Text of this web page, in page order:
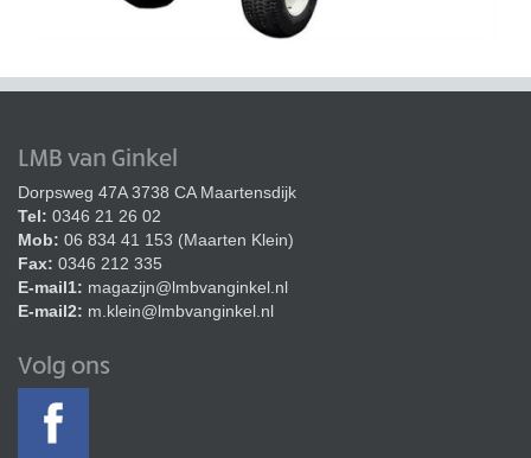
LMB van Ginkel
Dorpsweg 47A 3738 CA Maartensdijk
Tel: 0346 21 26 02
Mob: 06 834 41 153 (Maarten Klein)
Fax: 0346 212 335
E-mail1: magazijn@lmbvanginkel.nl
E-mail2: m.klein@lmbvanginkel.nl
Volg ons